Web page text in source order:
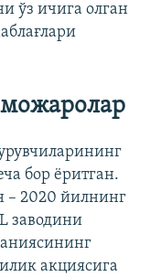
ўз ичига олган
бор ёритган.
– 2020 йилнинг
заводини
акциясига